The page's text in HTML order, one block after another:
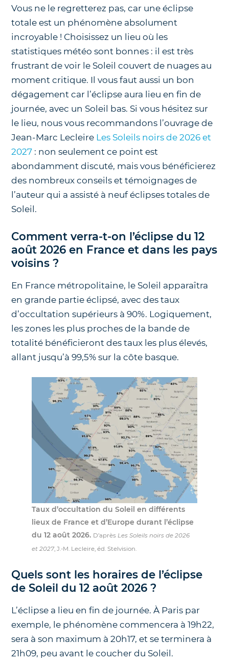
Vous ne le regretterez pas, car une éclipse
totale est un phénomène absolument
incroyable ! Choisissez un lieu où les
statistiques météo sont bonnes : il est très
frustrant de voir le Soleil couvert de nuages au
moment critique. Il vous faut aussi un bon
dégagement car l’éclipse aura lieu en fin de
journée, avec un Soleil bas. Si vous hésitez sur
le lieu, nous vous recommandons l’ouvrage de
Jean-Marc Lecleire Les Soleils noirs de 2026 et
2027 : non seulement ce point est
abondamment discuté, mais vous bénéficierez
des nombreux conseils et témoignages de
l’auteur qui a assisté à neuf éclipses totales de
Soleil.
Comment verra-t-on l’éclipse du 12
août 2026 en France et dans les pays
voisins ?
En France métropolitaine, le Soleil apparaîtra
en grande partie éclipsé, avec des taux
d’occultation supérieurs à 90%. Logiquement,
les zones les plus proches de la bande de
totalité bénéficieront des taux les plus élevés,
allant jusqu’à 99,5% sur la côte basque.
Taux d’occultation du Soleil en différents
lieux de France et d’Europe durant l’éclipse
du 12 août 2026. D’après Les Soleils noirs de 2026
et 2027, J.-M. Lecleire, éd. Stelvision.
Quels sont les horaires de l’éclipse
de Soleil du 12 août 2026 ?
L’éclipse a lieu en fin de journée. À Paris par
exemple, le phénomène commencera à 19h22,
sera à son maximum à 20h17, et se terminera à
21h09, peu avant le coucher du Soleil.